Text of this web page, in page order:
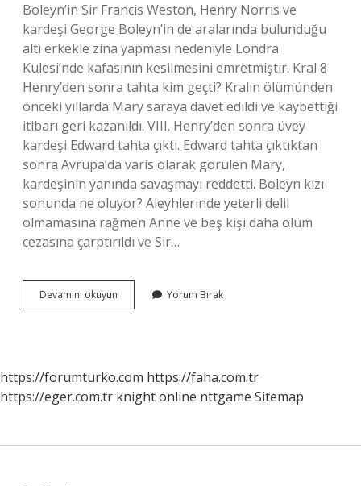
Boleyn’in Sir Francis Weston, Henry Norris ve
kardeşi George Boleyn’in de aralarında bulunduğu
altı erkekle zina yapması nedeniyle Londra
Kulesi’nde kafasının kesilmesini emretmiştir. Kral 8
Henry’den sonra tahta kim geçti? Kralın ölümünden
önceki yıllarda Mary saraya davet edildi ve kaybettiği
itibarı geri kazanıldı. VIII. Henry’den sonra üvey
kardeşi Edward tahta çıktı. Edward tahta çıktıktan
sonra Avrupa’da varis olarak görülen Mary,
kardeşinin yanında savaşmayı reddetti. Boleyn kızı
sonunda ne oluyor? Aleyhlerinde yeterli delil
olmamasına rağmen Anne ve beş kişi daha ölüm
cezasına çarptırıldı ve Sir…
Devamını okuyun
Boleynden
Yorum Bırak
https://forumturko.com https://faha.com.tr
https://eger.com.tr knight online nttgame Sitemap